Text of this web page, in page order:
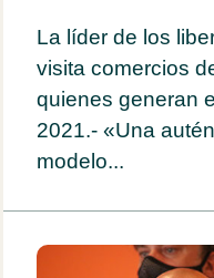
La líder de los
visita comercios
quienes generan
2021.- «Una
modelo...